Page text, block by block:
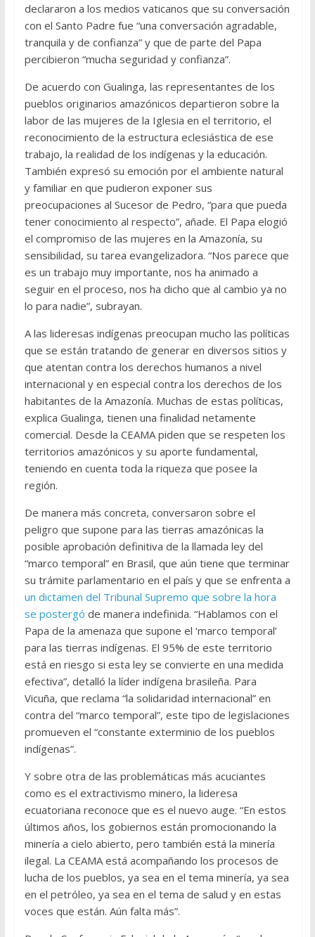
declararon a los medios vaticanos que su conversación
con el Santo Padre fue “una conversación agradable,
tranquila y de confianza” y que de parte del Papa
percibieron “mucha seguridad y confianza”.
De acuerdo con Gualinga, las representantes de los
pueblos originarios amazónicos departieron sobre la
labor de las mujeres de la Iglesia en el territorio, el
reconocimiento de la estructura eclesiástica de ese
trabajo, la realidad de los indígenas y la educación.
También expresó su emoción por el ambiente natural
y familiar en que pudieron exponer sus
preocupaciones al Sucesor de Pedro, “para que pueda
tener conocimiento al respecto”, añade. El Papa elogió
el compromiso de las mujeres en la Amazonía, su
sensibilidad, su tarea evangelizadora. “Nos parece que
es un trabajo muy importante, nos ha animado a
seguir en el proceso, nos ha dicho que al cambio ya no
lo para nadie”, subrayan.
A las lideresas indígenas preocupan mucho las políticas
que se están tratando de generar en diversos sitios y
que atentan contra los derechos humanos a nivel
internacional y en especial contra los derechos de los
habitantes de la Amazonía. Muchas de estas políticas,
explica Gualinga, tienen una finalidad netamente
comercial. Desde la CEAMA piden que se respeten los
territorios amazónicos y su aporte fundamental,
teniendo en cuenta toda la riqueza que posee la
región.
De manera más concreta, conversaron sobre el
peligro que supone para las tierras amazónicas la
posible aprobación definitiva de la llamada ley del
“marco temporal” en Brasil, que aún tiene que terminar
su trámite parlamentario en el país y que se enfrenta a
un dictamen del Tribunal Supremo que sobre la hora
se postergó de manera indefinida. “Hablamos con el
Papa de la amenaza que supone el ‘marco temporal’
para las tierras indígenas. El 95% de este territorio
está en riesgo si esta ley se convierte en una medida
efectiva”, detalló la líder indígena brasileña. Para
Vicuña, que reclama “la solidaridad internacional” en
contra del “marco temporal”, este tipo de legislaciones
promueven el “constante exterminio de los pueblos
indígenas”.
Y sobre otra de las problemáticas más acuciantes
como es el extractivismo minero, la lideresa
ecuatoriana reconoce que es el nuevo auge. “En estos
últimos años, los gobiernos están promocionando la
minería a cielo abierto, pero también está la minería
ilegal. La CEAMA está acompañando los procesos de
lucha de los pueblos, ya sea en el tema minería, ya sea
en el petróleo, ya sea en el tema de salud y en estas
voces que están. Aún falta más”.